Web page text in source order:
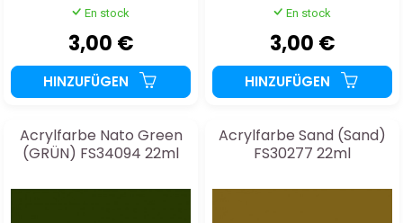
En stock
3,00 €
HINZUFÜGEN
En stock
3,00 €
HINZUFÜGEN
Acrylfarbe Nato Green
(GRÜN) FS34094 22ml
Acrylfarbe Sand (Sand)
FS30277 22ml